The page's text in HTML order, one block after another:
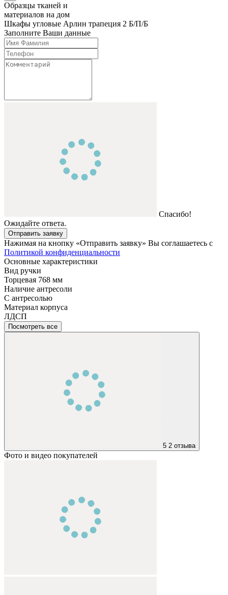
Образцы тканей и
материалов на дом
Шкафы угловые Арлин трапеция 2 Б/П/Б
Заполните Ваши данные
Спасибо!
Ожидайте ответа.
Отправить заявку
Нажимая на кнопку «Отправить заявку» Вы соглашаетесь с
Политикой конфиденциальности
Основные характеристики
Вид ручки
Торцевая 768 мм
Наличие антресоли
С антресолью
Материал корпуса
ЛДСП
Посмотреть все
5 2 отзыва
Фото и видео покупателей